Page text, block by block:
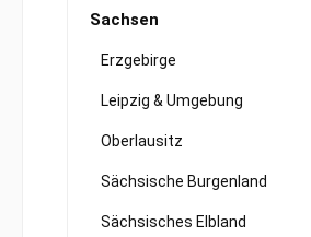
Sachsen
Erzgebirge
Leipzig & Umgebung
Oberlausitz
Sächsische Burgenland
Sächsisches Elbland